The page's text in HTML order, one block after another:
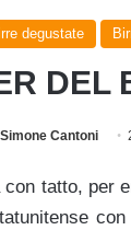
degustate
DEL
Simone Cantoni
tatto, per
con